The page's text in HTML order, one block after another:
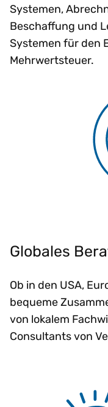
Systemen,
Beschaffung und
Systemen für den
Mehrwertsteuer.
Globales
Ob in den USA,
bequeme
von lokalem
Consultants von